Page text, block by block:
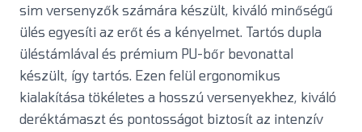
sim versenyzők számára készült, kiváló minőségű
ülés egyesíti az erőt és a kényelmet. Tartós dupla
üléstámlával és prémium PU-bőr bevonattal
készült, így tartós. Ezen felül ergonomikus
kialakítása tökéletes a hosszú versenyekhez, kiváló
deréktámaszt és pontosságot biztosít az intenzív